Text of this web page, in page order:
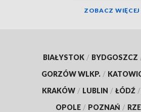
ZOBACZ WIĘCEJ
BIAŁYSTOK / BYDGOSZCZ
GORZÓW WLKP. /
KRAKÓW / LUBLIN / ŁÓDŹ /
OPOLE / POZNAŃ /